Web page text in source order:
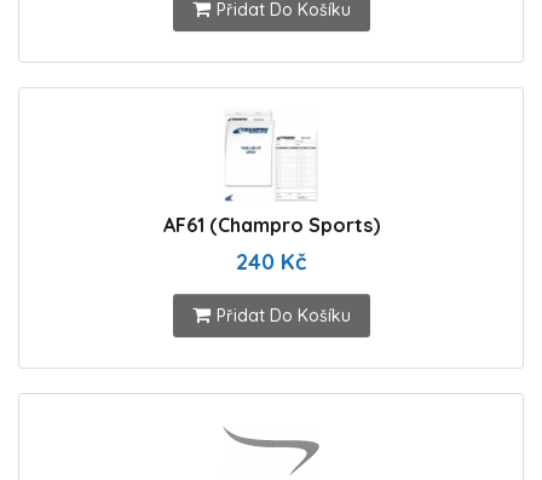
Přidat Do Košíku
AF61 (Champro Sports)
240 Kč
Přidat Do Košíku